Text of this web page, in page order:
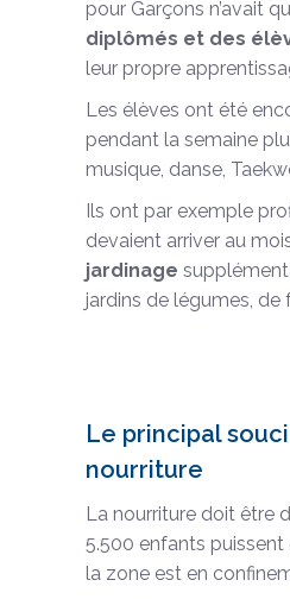
pour Garçons n’avait
diplômés et des
leur propre
Les élèves ont été
pendant la semaine
musique, danse,
Ils ont par exemple
devaient arriver au
jardinage
jardins de légumes,
Le principal
nourriture
La nourriture doit être
5.500 enfants
la zone est en